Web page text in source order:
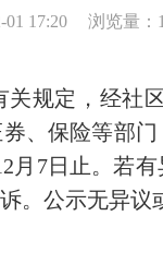
01 17:20 浏览量：
定，经社区
、保险等部
月7日止。若
。公示无异议